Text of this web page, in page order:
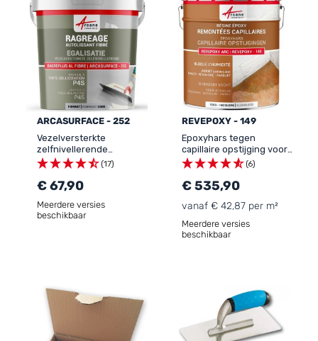
ARCASURFACE - 252
Vezelversterkte
zelfnivellerende
egaliseringsmassa voor
vloeren - ARCASURFACE
- 252
(17)
€ 67,90
Meerdere versies
beschikbaar
REVEPOXY - 149
Epoxyhars tegen
capillaire opstijging voor
toepassing vóór
vloerbedekking:
REVEPOXY ARC
(6)
€ 535,90
vanaf € 42,87 per m²
Meerdere versies
beschikbaar